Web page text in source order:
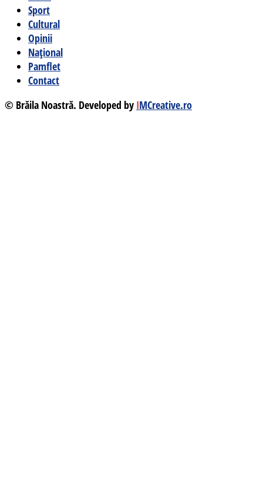
Sport
Cultural
Opinii
Național
Pamflet
Contact
© Brăila Noastră. Developed by IMCreative.ro